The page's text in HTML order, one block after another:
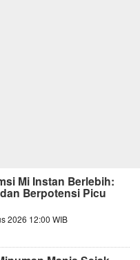
Mi Instan Berlebih:
Berpotensi Picu
2026 12:00 WIB